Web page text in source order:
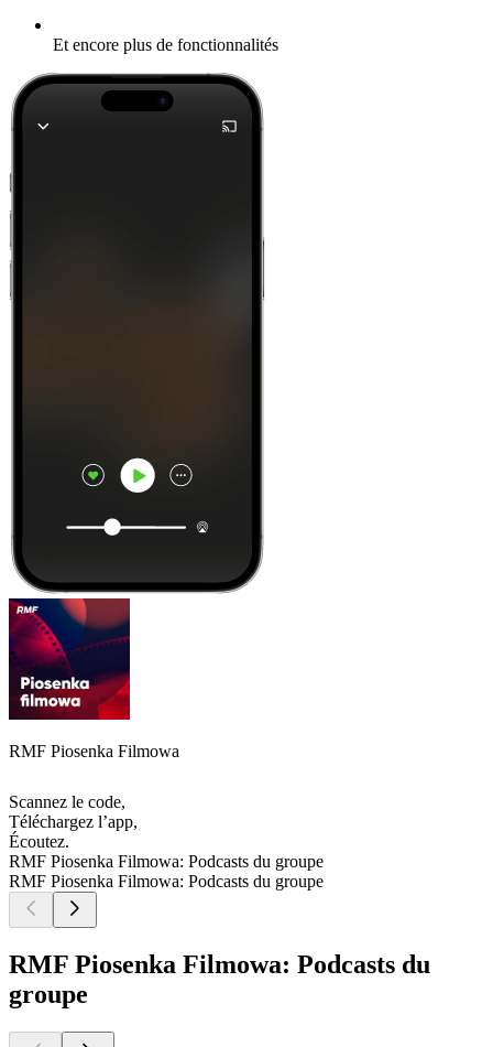
Et encore plus de fonctionnalités
RMF Piosenka Filmowa
Scannez le code,
Téléchargez l’app,
Écoutez.
RMF Piosenka Filmowa: Podcasts du groupe
RMF Piosenka Filmowa: Podcasts du groupe
RMF Piosenka Filmowa: Podcasts du
groupe